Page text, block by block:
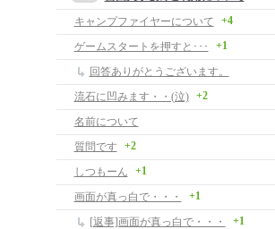
キャンプファイヤーについて
+4
ゲームスタートを押すと･･･ +1
回答ありがとうございます。
流石に凹みます・・(泣)
+2
名前について
質問です
+2
しつもーん +1
画面が真っ白で・・・ +1
[返事]画面が真っ白で・・・ +1